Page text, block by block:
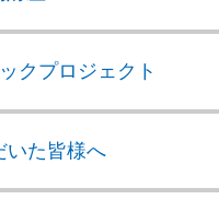
クプロジェクト
いた皆様へ